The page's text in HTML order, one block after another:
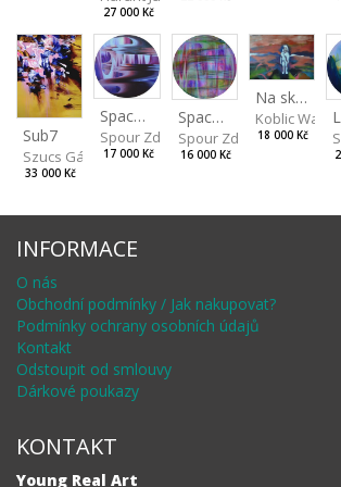
27 000 Kč
Sub7
Szucs Gábor
33 000 Kč
Spaces IV
Spour Zdeněk
17 000 Kč
Spaces III
Spour Zdeněk
16 000 Kč
Na skalách
Koblic
18 000 Kč
INFORMACE
O nás
Obchodní podmínky / Jak nakupovat?
Podmínky ochrany osobních údajů
Kontakt
Odstoupit od smlouvy
Dárkové poukazy
KONTAKT
Young Real Art